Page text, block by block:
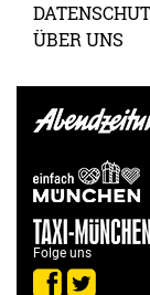
ÜBER UNS
Folge uns